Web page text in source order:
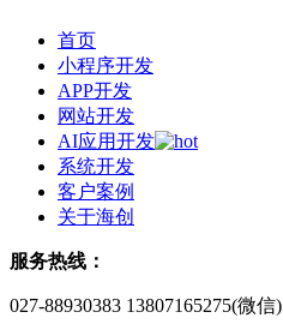
首页
小程序开发
APP开发
网站开发
AI应用开发
系统开发
客户案例
关于海创
服务热线：
027-88930383 13807165275(微信)